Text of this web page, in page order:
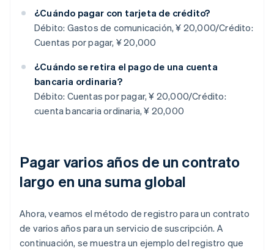
¿Cuándo pagar con tarjeta de crédito?
Débito: Gastos de comunicación, ¥ 20,000/Crédito:
Cuentas por pagar, ¥ 20,000
¿Cuándo se retira el pago de una cuenta
bancaria ordinaria?
Débito: Cuentas por pagar, ¥ 20,000/Crédito:
cuenta bancaria ordinaria, ¥ 20,000
Pagar varios años de un contrato
largo en una suma global
Ahora, veamos el método de registro para un contrato
de varios años para un servicio de suscripción. A
continuación, se muestra un ejemplo del registro que